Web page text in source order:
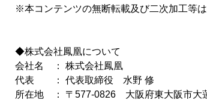
※本コンテンツの無断転載及び二次加工等は
◆株式会社鳳凰について
会社名 ： 株式会社鳳凰
代表 ： 代表取締役 水野 修
所在地 ： 〒577-0826 大阪府東大阪市大